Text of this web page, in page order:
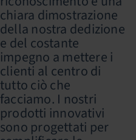
chiara dimostrazione
della nostra dedizione
e del costante
impegno a mettere i
clienti al centro di
tutto ciò che
facciamo. I nostri
prodotti innovativi
sono progettati per